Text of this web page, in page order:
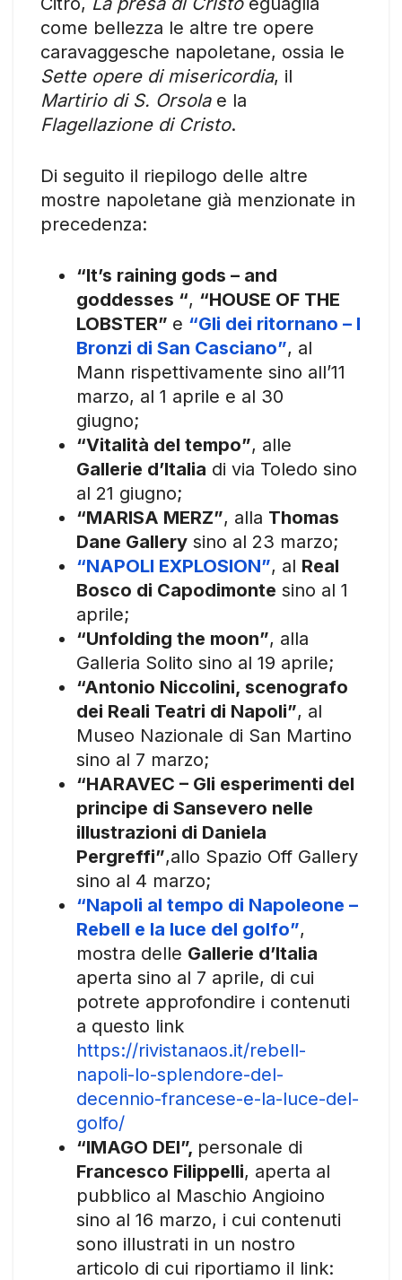
come bellezza le altre tre opere
caravaggesche napoletane, ossia le
Sette opere di misericordia, il
Martirio di S. Orsolae la
Flagellazione di Cristo.
Di seguito il riepilogo delle altre
mostre napoletane già menzionate in
precedenza:
“It’s raining gods – and
goddesses “, “HOUSE OF THE
LOBSTER” e “Gli dei ritornano – I
Bronzi di San Casciano”, al
Mann rispettivamente sino all’11
marzo, al 1 aprile e al 30
giugno;
“Vitalità del tempo”, alle
Gallerie d’Italia di via Toledo sino
al 21 giugno;
“MARISA MERZ”, alla Thomas
Dane Gallery sino al 23 marzo;
“NAPOLI EXPLOSION”, al Real
Bosco di Capodimonte sino al 1
aprile;
“Unfolding the moon”, alla
Galleria Solito sino al 19 aprile;
“Antonio Niccolini, scenografo
dei Reali Teatri di Napoli”, al
Museo Nazionale di San Martino
sino al 7 marzo;
“HARAVEC – Gli esperimenti del
principe di Sansevero nelle
illustrazioni di Daniela
Pergreffi”,allo Spazio Off Gallery
sino al 4 marzo;
“Napoli al tempo di Napoleone –
Rebell e la luce del golfo”,
mostra delle Gallerie d’Italia
aperta sino al 7 aprile, di cui
potrete approfondire i contenuti
a questo link
https://rivistanaos.it/rebell-
napoli-lo-splendore-del-
decennio-francese-e-la-luce-del-
golfo/
“IMAGO DEI”, personale di
Francesco Filippelli, aperta al
pubblico al Maschio Angioino
sino al 16 marzo, i cui contenuti
sono illustrati in un nostro
articolo di cui riportiamo il link: